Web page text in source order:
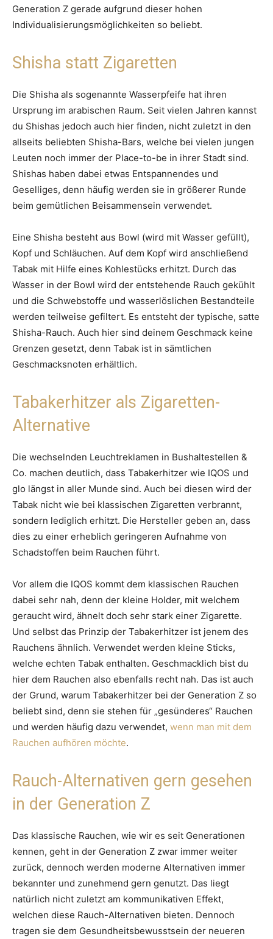
Generation Z gerade aufgrund dieser hohen
Individualisierungsmöglichkeiten so beliebt.
Shisha statt Zigaretten
Die Shisha als sogenannte Wasserpfeife hat ihren
Ursprung im arabischen Raum. Seit vielen Jahren kannst
du Shishas jedoch auch hier finden, nicht zuletzt in den
allseits beliebten Shisha-Bars, welche bei vielen jungen
Leuten noch immer der Place-to-be in ihrer Stadt sind.
Shishas haben dabei etwas Entspannendes und
Geselliges, denn häufig werden sie in größerer Runde
beim gemütlichen Beisammensein verwendet.
Eine Shisha besteht aus Bowl (wird mit Wasser gefüllt),
Kopf und Schläuchen. Auf dem Kopf wird anschließend
Tabak mit Hilfe eines Kohlestücks erhitzt. Durch das
Wasser in der Bowl wird der entstehende Rauch gekühlt
und die Schwebstoffe und wasserlöslichen Bestandteile
werden teilweise gefiltert. Es entsteht der typische, satte
Shisha-Rauch. Auch hier sind deinem Geschmack keine
Grenzen gesetzt, denn Tabak ist in sämtlichen
Geschmacksnoten erhältlich.
Tabakerhitzer als Zigaretten-
Alternative
Die wechselnden Leuchtreklamen in Bushaltestellen &
Co. machen deutlich, dass Tabakerhitzer wie IQOS und
glo längst in aller Munde sind. Auch bei diesen wird der
Tabak nicht wie bei klassischen Zigaretten verbrannt,
sondern lediglich erhitzt. Die Hersteller geben an, dass
dies zu einer erheblich geringeren Aufnahme von
Schadstoffen beim Rauchen führt.
Vor allem die IQOS kommt dem klassischen Rauchen
dabei sehr nah, denn der kleine Holder, mit welchem
geraucht wird, ähnelt doch sehr stark einer Zigarette.
Und selbst das Prinzip der Tabakerhitzer ist jenem des
Rauchens ähnlich. Verwendet werden kleine Sticks,
welche echten Tabak enthalten. Geschmacklich bist du
hier dem Rauchen also ebenfalls recht nah. Das ist auch
der Grund, warum Tabakerhitzer bei der Generation Z so
beliebt sind, denn sie stehen für „gesünderes“ Rauchen
und werden häufig dazu verwendet, wenn man mit dem
Rauchen aufhören möchte.
Rauch-Alternativen gern gesehen
in der Generation Z
Das klassische Rauchen, wie wir es seit Generationen
kennen, geht in der Generation Z zwar immer weiter
zurück, dennoch werden moderne Alternativen immer
bekannter und zunehmend gern genutzt. Das liegt
natürlich nicht zuletzt am kommunikativen Effekt,
welchen diese Rauch-Alternativen bieten. Dennoch
tragen sie dem Gesundheitsbewusstsein der neueren